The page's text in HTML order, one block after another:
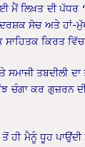
ਮੈਂ ਲਿਖ਼ਤ ਦੀ
ਸੋਚ ਅਤੇ ਹਾਂ-ਮੁੱਖ
ਸਾਹਿਤਕ ਕਿਰਤ
ਤਬਦੀਲੀ
ਚੰਗਾ ਕਰ ਗੁਜ਼ਰਨ
ਮੈਨੂੰ ਧੂਹ ਪਾਉਂਦੀ